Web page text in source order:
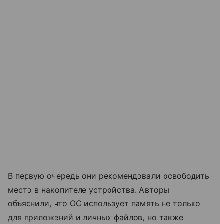
В первую очередь они рекомендовали освободить
место в накопителе устройства. Авторы
объяснили, что ОС использует память не только
для приложений и личных файлов, но также